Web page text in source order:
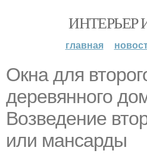
ИНТЕРЬЕР
главная
Окна для
деревянного
Возведение
или мансарды